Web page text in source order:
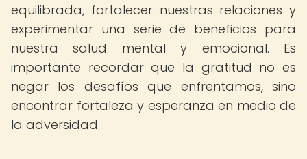
equilibrada, fortalecer nuestras relaciones y
experimentar una serie de beneficios para
nuestra salud mental y emocional. Es
importante recordar que la gratitud no es
negar los desafíos que enfrentamos, sino
encontrar fortaleza y esperanza en medio de
la adversidad.